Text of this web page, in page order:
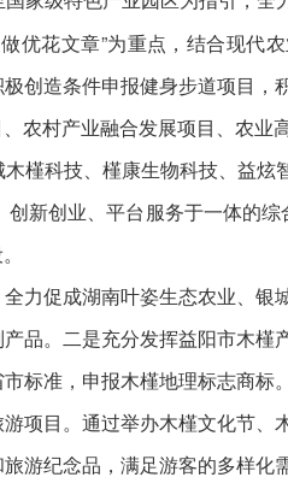
花文章”为重点，结合现代
创造条件申报健身步道项目
农村产业融合发展项目、农业
科技、槿康生物科技、益炫
新创业、平台服务于一体的
促成湖南叶姿生态农业、银
品。二是充分发挥益阳市木槿
标准，申报木槿地理标志商
项目。通过举办木槿文化节
游纪念品，满足游客的多样